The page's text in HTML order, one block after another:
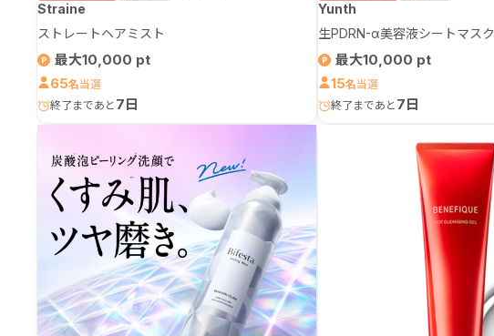
Straine
ストレートヘアミスト
最大10,000
65名
7日
Yunth
生PDRN-α美容液シートマスク
最大10,000
15名
7日